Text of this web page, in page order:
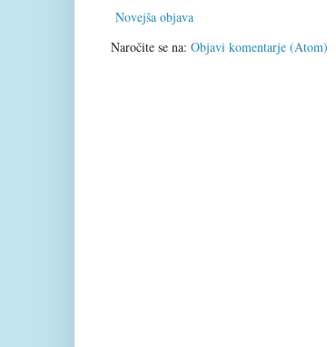
Novejša objava
Naročite se na: Objavi komentarje (Atom)